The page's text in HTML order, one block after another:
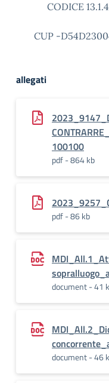
CODICE
CUP -
allegati
100100
pdf - 864 kb
pdf - 86 kb
document - 41
document - 46